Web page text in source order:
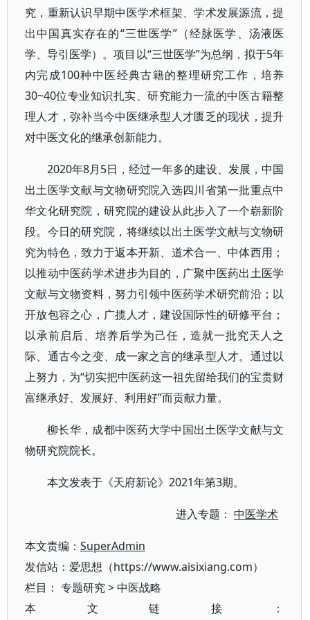
究，重新认识早期中医学术框架、学术发展源流，提
出中国真实存在的“三世医学”（经脉医学、汤液医
学、导引医学）。项目以“三世医学”为总纲，拟于5年
内完成100种中医经典古籍的整理研究工作，培养
30~40位专业知识扎实、研究能力一流的中医古籍整
理人才，弥补当今中医继承型人才匮乏的现状，提升
对中医文化的继承创新能力。
2020年8月5日，经过一年多的建设、发展，中国
出土医学文献与文物研究院入选四川省第一批重点中
华文化研究院，研究院的建设从此步入了一个崭新阶
段。今日的研究院，将继续以出土医学文献与文物研
究为特色，致力于返本开新、道术合一、中体西用；
以推动中医药学术进步为目的，广聚中医药出土医学
文献与文物资料，努力引领中医药学术研究前沿；以
开放包容之心，广揽人才，建设国际性的研修平台；
以承前启后、培养后学为己任，造就一批究天人之
际、通古今之变、成一家之言的继承型人才。通过以
上努力，为“切实把中医药这一祖先留给我们的宝贵财
富继承好、发展好、利用好”而贡献力量。
柳长华，成都中医药大学中国出土医学文献与文
物研究院院长。
本文发表于《天府新论》2021年第3期。
进入专题：中医学术
本文责编： SuperAdmin
发信站：爱思想（https://www.aisixiang.com）
栏目： 专题研究>中医战略
本文链接：